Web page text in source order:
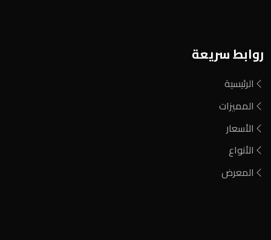
روابط سريعة
الرئيسية
المميزات
الأسعار
الأنواع
المعرض